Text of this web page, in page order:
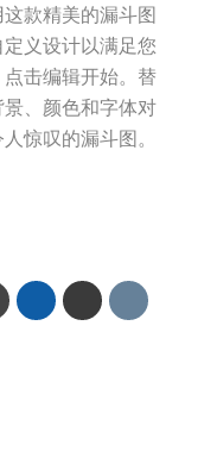
款精美的漏斗图
义设计以满足您
击编辑开始。替
、颜色和字体对
惊叹的漏斗图。